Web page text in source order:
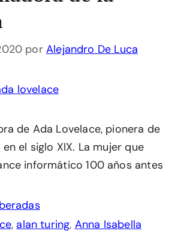
por Alejandro De Luca
de Ada Lovelace, pionera de
el siglo XIX. La mujer que
informático 100 años antes
, alan turing, Anna Isabella